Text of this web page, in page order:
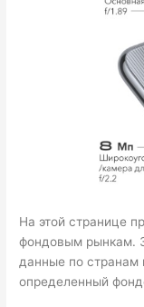
На этой странице
фондовым рынкам.
данные по странам
определенный